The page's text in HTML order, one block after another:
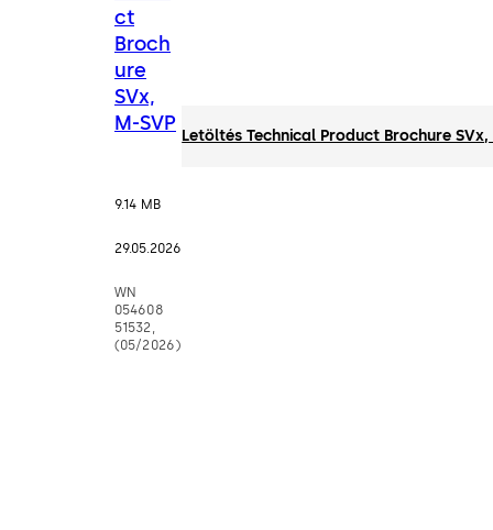
ct
Broch
ure
SVx,
M-SVP
9.14 MB
29.05.2026
WN
054608
51532,
(05/2026)
Letöltés Technical Product Brochure SVx,